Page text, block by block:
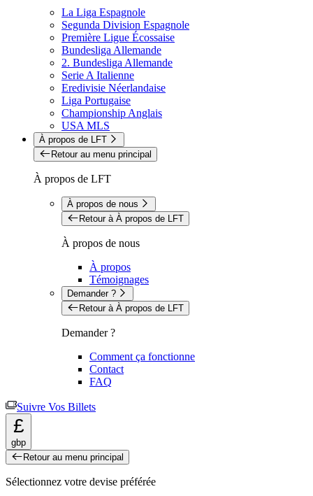
La Liga Espagnole
Segunda Division Espagnole
Première Ligue Écossaise
Bundesliga Allemande
2. Bundesliga Allemande
Serie A Italienne
Eredivisie Néerlandaise
Liga Portugaise
Championship Anglais
USA MLS
À propos de LFT
Retour au menu principal
À propos de LFT
À propos de nous
Retour à À propos de LFT
À propos de nous
À propos
Témoignages
Demander ?
Retour à À propos de LFT
Demander ?
Comment ça fonctionne
Contact
FAQ
Suivre Vos Billets
£
gbp
Retour au menu principal
Sélectionnez votre devise préférée